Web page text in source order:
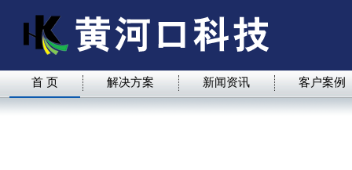
首 页 解决方案 新闻资讯 客户案例